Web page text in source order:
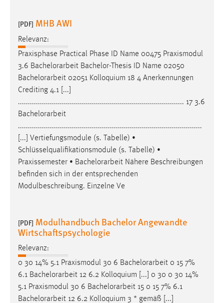
[PDF] MHB AWI
Relevanz:
Praxisphase Practical Phase ID Name 00475 Praxismodul
3.6 Bachelorarbeit Bachelor-Thesis ID Name 02050
Bachelorarbeit 02051 Kolloquium 18 4 Anerkennungen
Crediting 4.1 [...]
................................................................................... 17 3.6
Bachelorarbeit
............................................................................................
[...] Vertiefungsmodule (s. Tabelle) •
Schlüsselqualifikationsmodule (s. Tabelle) •
Praxissemester • Bachelorarbeit Nähere Beschreibungen
befinden sich in der entsprechenden
Modulbeschreibung. Einzelne Ve
[PDF] Modulhandbuch Bachelor Angewandte
Wirtschaftspsychologie
Relevanz:
0 30 14% 5.1 Praxismodul 30 6 Bachelorarbeit 0 15 7%
6.1 Bachelorarbeit 12 6.2 Kolloquium [...] 0 30 0 30 14%
5.1 Praxismodul 30 6 Bachelorarbeit 15 0 15 7% 6.1
Bachelorarbeit 12 6.2 Kolloquium 3 * gemäß [...]